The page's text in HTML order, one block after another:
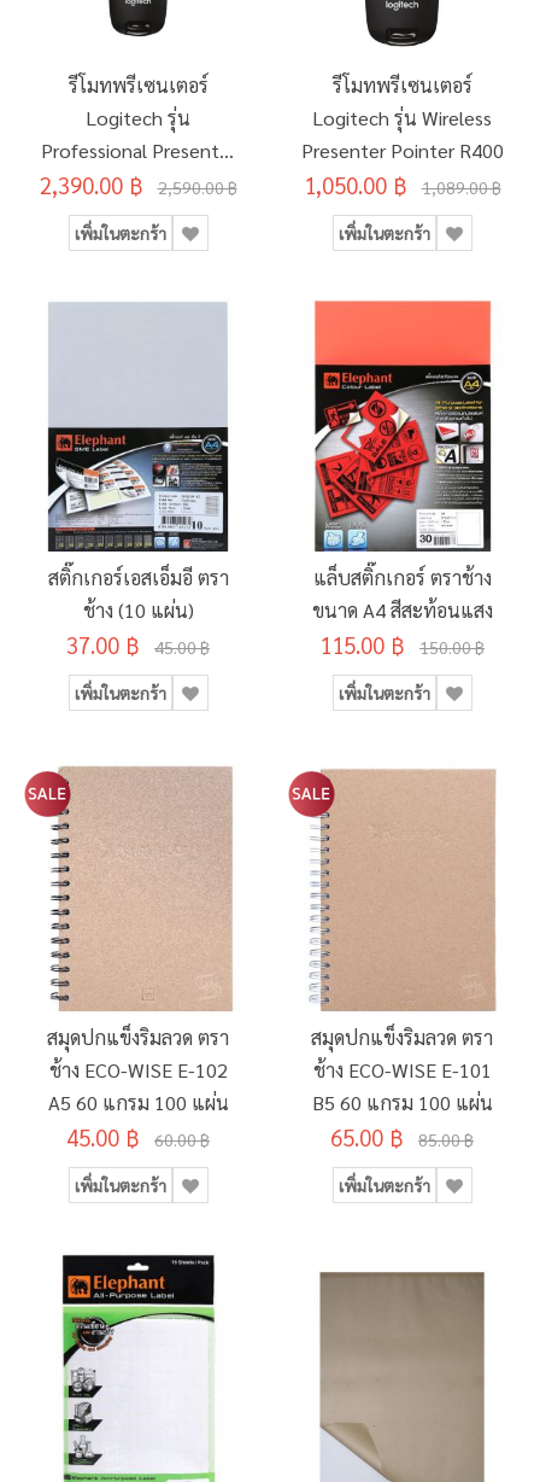
รีโมทพรีเซนเตอร์
Logitech รุ่น
Professional Presenter
R800
2,390.00 ฿ 2,590.00 ฿
เพิ่มในตะกร้า
รีโมทพรีเซนเตอร์
Logitech รุ่น Wireless
Presenter Pointer R400
1,050.00 ฿ 1,089.00 ฿
เพิ่มในตะกร้า
สติ๊กเกอร์เอสเอ็มอี ตรา
ช้าง (10 แผ่น)
37.00 ฿ 45.00 ฿
เพิ่มในตะกร้า
แล็บสติ๊กเกอร์ ตราช้าง
ขนาด A4 สีสะท้อนแสง
115.00 ฿ 150.00 ฿
เพิ่มในตะกร้า
สมุดปกแข็งริมลวด ตรา
ช้าง ECO-WISE E-102
A5 60 แกรม 100 แผ่น
45.00 ฿ 60.00 ฿
เพิ่มในตะกร้า
สมุดปกแข็งริมลวด ตรา
ช้าง ECO-WISE E-101
B5 60 แกรม 100 แผ่น
65.00 ฿ 85.00 ฿
เพิ่มในตะกร้า